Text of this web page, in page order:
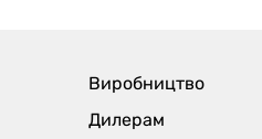
Виробництво
Дилерам